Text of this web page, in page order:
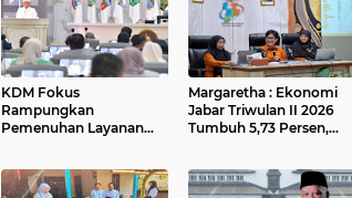
KDM Fokus
Rampungkan
Pemenuhan Layanan
Margaretha : Ekonomi
Jabar Triwulan II 2026
Tumbuh 5,73 Persen,